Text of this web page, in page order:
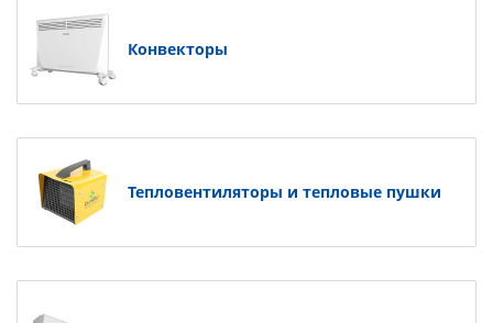
Конвекторы
Тепловентиляторы и тепловые пушки